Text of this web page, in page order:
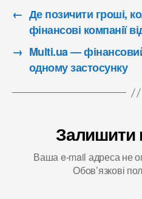
← Де позичити гроші,
фінансові компанії
→ Multi.ua —
одному застосунку
Залишити
Ваша e-mail адреса не
Обов’язкові